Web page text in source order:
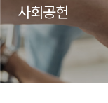
사회공헌